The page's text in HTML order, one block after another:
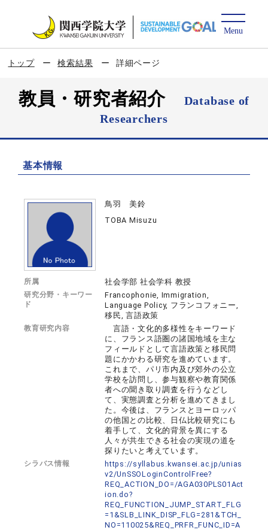
トップ 検索結果 詳細ページ
教員・研究者紹介
Database of
Researchers
基本情報
鳥羽 美鈴
TOBA Misuzu
所属 社会学部 社会学科 教授
研究分野・キーワー
ド
Francophonie, Immigration,
Language Policy, フランコフォニー,
移民, 言語政策
教育研究内容
言語・文化的多様性をキーワード
に、フランス語圏の諸国地域を主な
フィールドとして言語政策と移民問
題にかかわる研究を進めています。
これまで、パリ市内及び郊外の公立
学校を訪問し、参与観察や教育関係
者への聞き取り調査を行うなどし
て、実態調査と分析を進めてきまし
た。今後は、フランスとヨーロッパ
の他国との比較、日仏比較研究にも
着手して、文化的背景を異にする
人々が共生できる社会の実現の道を
探りたいと考えています。
シラバス情報
https://syllabus.kwansei.ac.jp/unias
v2/UnSSOLoginControlFree?
REQ_ACTION_DO=/AGA030PLS01Act
ion.do?
REQ_FUNCTION_JUMP_START_FLG
=1&SLB_LINK_DISP_FLG=281&TCH_
NO=110025&REQ_PRFR_FUNC_ID=A